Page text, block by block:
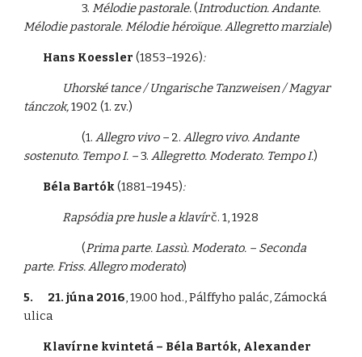
3.Mélodie pastorale.(Introduction. Andante.
Mélodie pastorale. Mélodie héroïque.Allegretto marziale)
Hans Koessler(1853–1926):
Uhorské tance / Ungarische Tanzweisen / Magyar
tánczok,1902 (1. zv.)
(1.Allegro vivo – 2.Allegro vivo. Andante
sostenuto. Tempo I. –3.Allegretto. Moderato. Tempo I.)
Béla Bartók(1881–1945):
Rapsódia pre husle a klavírč. 1, 1928
(Prima parte. Lassù. Moderato. – Seconda
parte. Friss. Allegro moderato)
5. 21. júna 2016, 19.00 hod., Pálffyho palác, Zámocká
ulica
Klavírne kvintetá – Béla Bartók, Alexander